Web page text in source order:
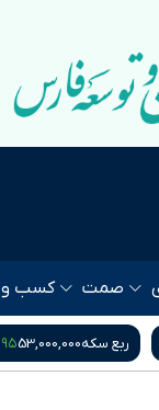
صمت کسب و
217,280‎−۰٫۰۱ %